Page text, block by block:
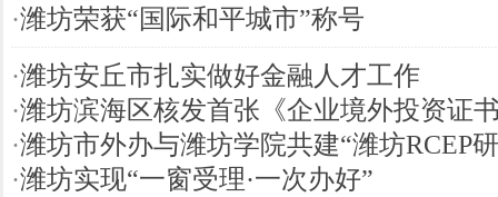
·潍坊荣获“国际和平城市”称号
·潍坊安丘市扎实做好金融人才工作
·潍坊滨海区核发首张《企业境外投资证
·潍坊市外办与潍坊学院共建“潍坊RCEP
·潍坊实现“一窗受理·一次办好”